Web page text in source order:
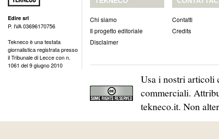
Edire srl
P. IVA 03696170756
Tekneco è una testata
giornalistica registrata presso
il Tribunale di Lecce con n.
1061 del 9 giugno 2010
Chi siamo
Il progetto editoriale
Disclaimer
Contatti
Credits
Usa i nostri articoli
commerciali.
tekneco.it. Non